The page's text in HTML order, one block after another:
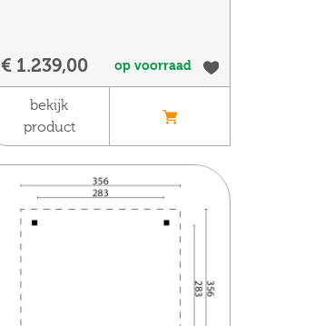
€ 1.239,00 op voorraad
bekijk
product